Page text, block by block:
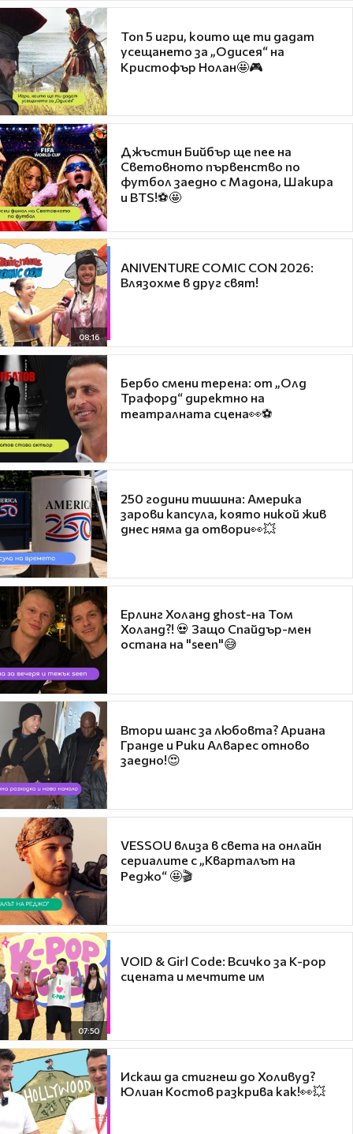
Топ 5 игри, които ще ти дадат
усещането за „Одисея“ на
Кристофър Нолан🤩🎮
Джъстин Бийбър ще пее на
Световното първенство по
футбол заедно с Мадона, Шакира
и BTS!⚽🤩
08:16
ANIVENTURE COMIC CON 2026:
Влязохме в друг свят!
Бербо смени терена: от „Олд
Трафорд“ директно на
театралната сцена👀⚽
250 години тишина: Америка
зарови капсула, която никой жив
днес няма да отвори👀💥
Ерлинг Холанд ghost-на Том
Холанд?! 💀 Защо Спайдър-мен
остана на "seen"😅
Втори шанс за любовта? Ариана
Гранде и Рики Алварес отново
заедно!😍
VESSOU влиза в света на онлайн
сериалите с „Кварталът на
Реджо“ 🤩🎬
07:50
VOID & Girl Code: Всичко за K-pop
сцената и мечтите им
Искаш да стигнеш до Холивуд?
Юлиан Костов разкрива как!👀💥